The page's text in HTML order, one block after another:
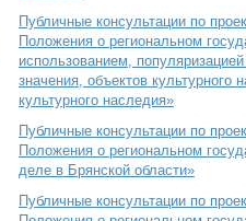
Публичные консультации по
Положения о региональном
использованием,
значения, объектов культурного
культурного наследия»
Публичные консультации по
Положения о региональном
деле в Брянской области»
Публичные консультации по